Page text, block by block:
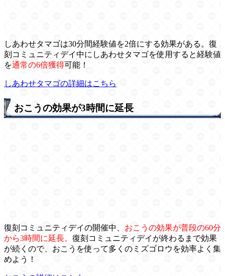
しあわせタマゴは30分間経験値を2倍にする効果がある。復
刻コミュニティデイ中にしあわせタマゴを使用すると経験値
を通常の6倍獲得可能！
しあわせタマゴの詳細はこちら
おこうの効果が3時間に延長
復刻コミュニティデイの開催中、 おこうの効果が普段の60分
から3時間に延長。 復刻コミュニティデイが終わるまで効果
が続くので、おこうを使って多くのミズゴロウを効率よく集
めよう！